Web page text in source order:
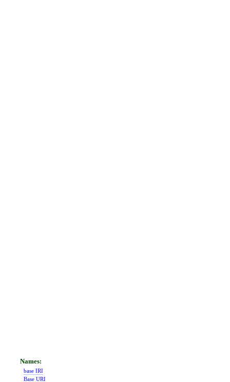
base IRI
Base URI